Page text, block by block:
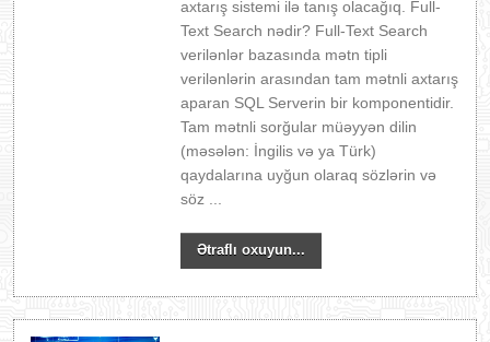
axtarış sistemi ilə tanış olacağıq. Full-
Text Search nədir? Full-Text Search
verilənlər bazasında mətn tipli
verilənlərin arasından tam mətnli axtarış
aparan SQL Serverin bir komponentidir.
Tam mətnli sorğular müəyyən dilin
(məsələn: İngilis və ya Türk)
qaydalarına uyğun olaraq sözlərin və
söz ...
Ətraflı oxuyun...